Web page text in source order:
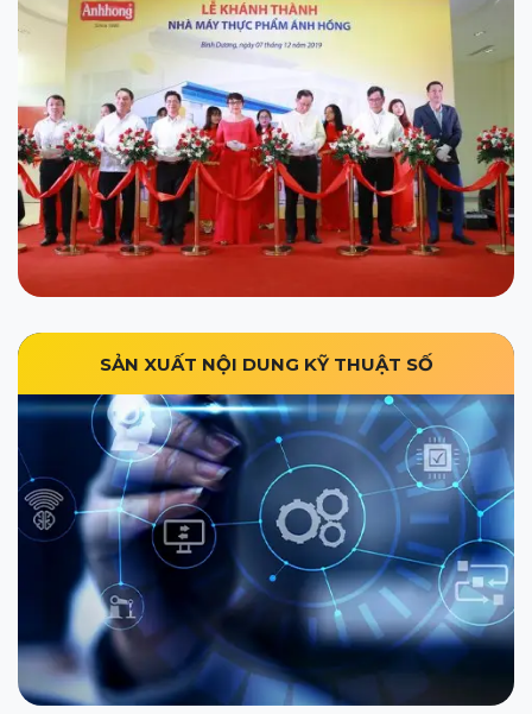
SẢN XUẤT NỘI DUNG KỸ THUẬT SỐ